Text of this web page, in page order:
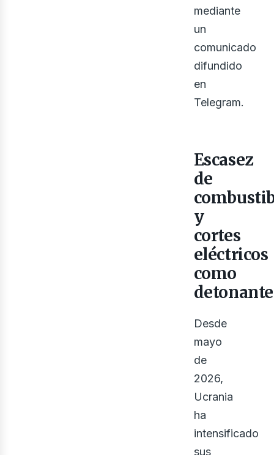
mediante
un
comunicado
difundido
en
Telegram.
Escasez
de
y
cortes
eléctricos
como
detonante
Desde
mayo
de
2026,
Ucrania
ha
intensificado
sus